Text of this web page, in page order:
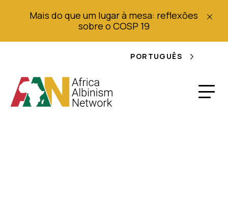
Mais do que um lugar à mesa: reflexões
sobre o COSP 19
PORTUGUÊS